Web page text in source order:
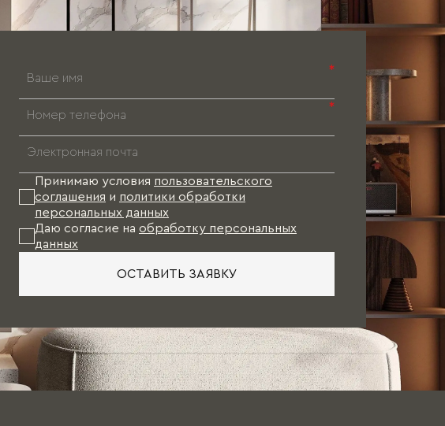
*
*
Принимаю условия пользовательского
соглашения и политики обработки
персональных данных
Даю согласие на обработку персональных
данных
ОСТАВИТЬ ЗАЯВКУ